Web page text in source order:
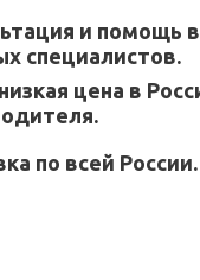
и помощь
специалистов.
цена в
по всей России.